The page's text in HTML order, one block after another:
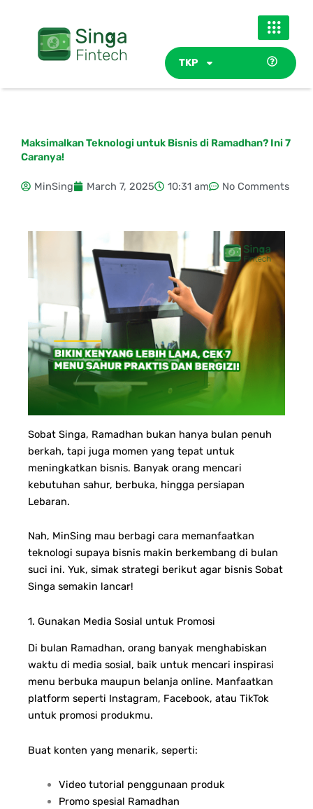
TKP
Maksimalkan Teknologi untuk Bisnis di Ramadhan? Ini 7
Caranya!
MinSing March 7, 2025 10:31 am No Comments
Sobat Singa, Ramadhan bukan hanya bulan penuh
berkah, tapi juga momen yang tepat untuk
meningkatkan bisnis. Banyak orang mencari
kebutuhan sahur, berbuka, hingga persiapan
Lebaran.
Nah, MinSing mau berbagi cara memanfaatkan
teknologi supaya bisnis makin berkembang di bulan
suci ini. Yuk, simak strategi berikut agar bisnis Sobat
Singa semakin lancar!
1. Gunakan Media Sosial untuk Promosi
Di bulan Ramadhan, orang banyak menghabiskan
waktu di media sosial, baik untuk mencari inspirasi
menu berbuka maupun belanja online. Manfaatkan
platform seperti Instagram, Facebook, atau TikTok
untuk promosi produkmu.
Buat konten yang menarik, seperti:
Video tutorial penggunaan produk
Promo spesial Ramadhan